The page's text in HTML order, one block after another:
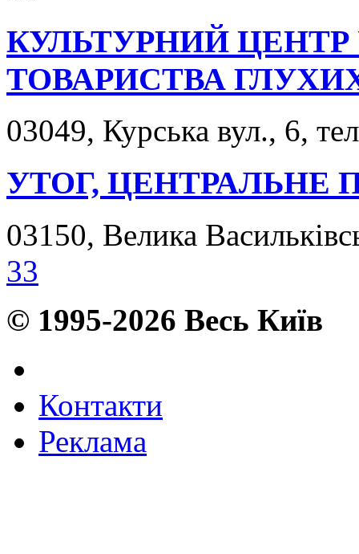
КУЛЬТУРНИЙ ЦЕНТР
ТОВАРИСТВА
03049, Курська вул., 6,
УТОГ, ЦЕНТРАЛЬНЕ
03150, Велика
33
© 1995-2026 Весь Київ
Контакти
Реклама